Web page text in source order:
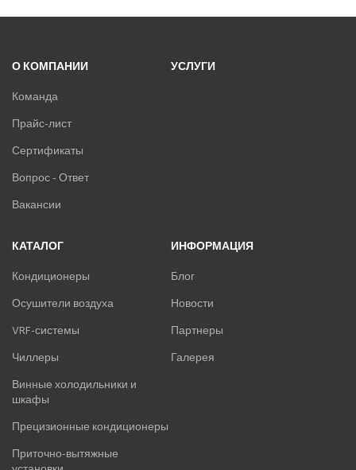
О КОМПАНИИ
Команда
Прайс-лист
Сертификаты
Вопрос - Ответ
Вакансии
УСЛУГИ
КАТАЛОГ
Кондиционеры
Осушители воздуха
VRF-системы
Чиллеры
Винные холодильники и
шкафы
Прецизионные кондиционеры
Приточно-вытяжные
ИНФОРМАЦИЯ
Блог
Новости
Партнеры
Галерея